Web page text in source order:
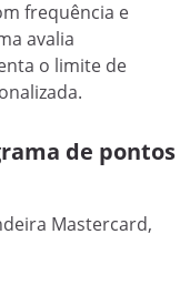
frequência e
avalia
o limite de
de pontos
Mastercard,